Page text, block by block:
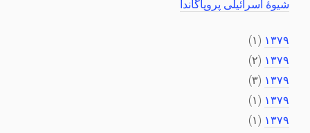
شیوهٔ اسرائیلی پروپاگاندا
۱۳۷۹ (۱)
۱۳۷۹ (۲)
۱۳۷۹ (۳)
۱۳۷۹ (۱)
۱۳۷۹ (۱)